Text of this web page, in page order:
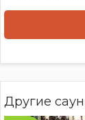
Другие